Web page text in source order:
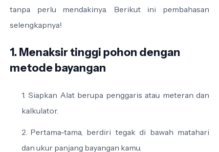
tanpa perlu mendakinya. Berikut ini pembahasan
selengkapnya!
1. Menaksir tinggi pohon dengan
metode bayangan
Siapkan Alat berupa penggaris atau meteran dan
kalkulator.
Pertama-tama, berdiri tegak di bawah matahari
dan ukur panjang bayangan kamu.